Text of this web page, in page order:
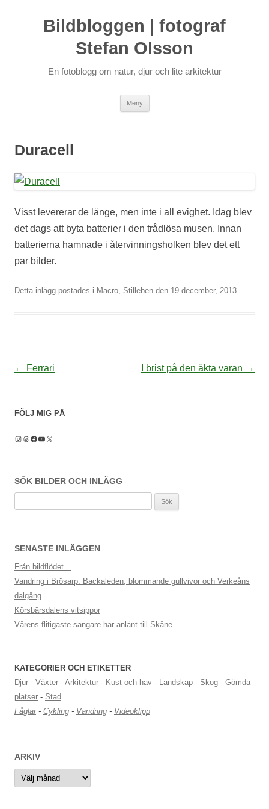
Bildbloggen | fotograf
Stefan Olsson
En fotoblogg om natur, djur och lite arkitektur
Meny
till
Duracell
Visst levererar de länge, men inte i all evighet. Idag blev
det dags att byta batterier i den trådlösa musen. Innan
batterierna hamnade i återvinningsholken blev det ett
par bilder.
Detta inlägg postades i Macro, Stilleben den 19 december, 2013.
Inläggsnavigering
← Ferrari I brist på den äkta varan →
FÖLJ MIG PÅ
Instagram
Threads
Facebook
YouTube
X
SÖK BILDER OCH INLÄGG
SENASTE INLÄGGEN
Från bildflödet…
Vandring i Brösarp: Backaleden, blommande gullvivor och Verkeåns
dalgång
Körsbärsdalens vitsippor
Vårens flitigaste sångare har anlänt till Skåne
KATEGORIER OCH ETIKETTER
Djur - Växter - Arkitektur - Kust och hav - Landskap - Skog - Gömda
platser - Stad
Fåglar- Cykling - Vandring - Videoklipp
ARKIV
Arkiv